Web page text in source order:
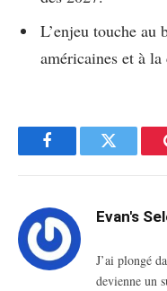
L’enjeu touche au
américaines et à
FacebookTwitter
Evan's
J’ai plongé
devienne un